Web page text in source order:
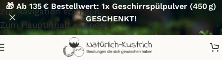
Zur Navigation springen
Zum Hauptinhalt springen
🎁 Ab 135 € Bestellwert: 1x Geschirrspülpulver (450 g)
GESCHENKT!
Waschen